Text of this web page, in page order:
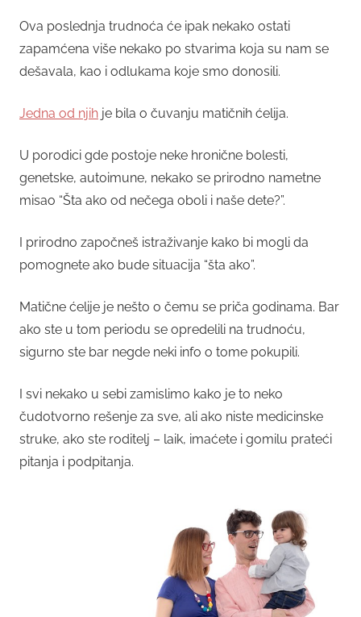
Ova poslednja trudnoća će ipak nekako ostati
zapamćena više nekako po stvarima koja su nam se
dešavala, kao i odlukama koje smo donosili.
Jedna od njih je bila o čuvanju matičnih ćelija.
U porodici gde postoje neke hronične bolesti,
genetske, autoimune, nekako se prirodno nametne
misao “Šta ako od nečega oboli i naše dete?”.
I prirodno započneš istraživanje kako bi mogli da
pomognete ako bude situacija “šta ako”.
Matične ćelije je nešto o čemu se priča godinama. Bar
ako ste u tom periodu se opredelili na trudnoću,
sigurno ste bar negde neki info o tome pokupili.
I svi nekako u sebi zamislimo kako je to neko
čudotvorno rešenje za sve, ali ako niste medicinske
struke, ako ste roditelj – laik, imaćete i gomilu prateći
pitanja i podpitanja.